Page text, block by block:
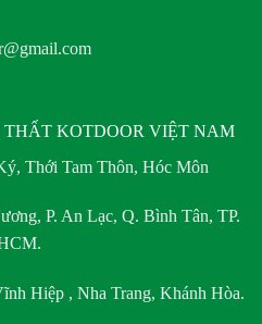
THẤT KOTDOOR VIỆT NAM
Thới Tam Thôn, Hóc Môn
P. An Lạc, Q. Bình Tân, TP.
Hiệp , Nha Trang, Khánh Hòa.